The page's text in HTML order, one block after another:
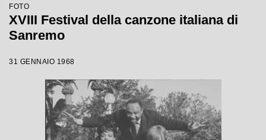
FOTO
XVIII Festival della canzone italiana di
Sanremo
31 GENNAIO 1968